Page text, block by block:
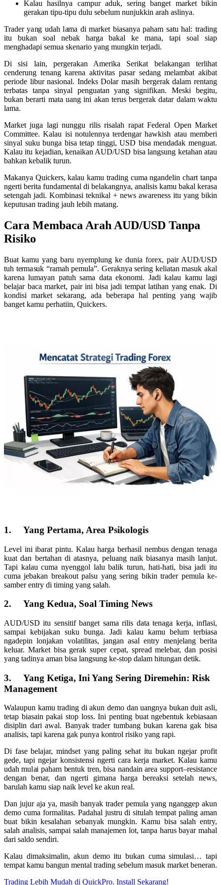
Kalau hasilnya campur aduk, sering banget market bikin
gerakan tipu-tipu dulu sebelum nunjukkin arah aslinya.
Trader yang udah lama di market biasanya paham satu hal: trading
itu bukan soal nebak harga bakal ke mana, tapi soal siap
menghadapi semua skenario yang mungkin terjadi.
Di sisi lain, pergerakan Amerika Serikat belakangan terlihat
cenderung tenang karena aktivitas pasar sedang melambat akibat
periode libur nasional. Indeks Dolar masih bergerak dalam rentang
terbatas tanpa sinyal penguatan yang signifikan. Meski begitu,
bukan berarti mata uang ini akan terus bergerak datar dalam waktu
lama.
Market juga lagi nunggu rilis risalah rapat Federal Open Market
Committee. Kalau isi notulennya terdengar hawkish atau memberi
sinyal suku bunga bisa tetap tinggi, USD bisa mendadak menguat.
Kalau itu kejadian, kenaikan AUD/USD bisa langsung ketahan atau
bahkan kebalik turun.
Makanya Quickers, kalau kamu trading cuma ngandelin chart tanpa
ngerti berita fundamental di belakangnya, analisis kamu bakal kerasa
setengah jadi. Kombinasi teknikal + news awareness itu yang bikin
keputusan trading jauh lebih matang.
Cara Membaca Arah AUD/USD Tanpa
Risiko
Buat kamu yang baru nyemplung ke dunia forex, pair AUD/USD
tuh termasuk “ramah pemula”. Geraknya sering keliatan masuk akal
karena lumayan patuh sama data ekonomi. Jadi kalau kamu lagi
belajar baca market, pair ini bisa jadi tempat latihan yang enak. Di
kondisi market sekarang, ada beberapa hal penting yang wajib
banget kamu perhatiin, Quickers.
1. Yang Pertama, Area Psikologis
Level ini ibarat pintu. Kalau harga berhasil nembus dengan tenaga
kuat dan bertahan di atasnya, peluang naik biasanya masih lanjut.
Tapi kalau cuma nyenggol lalu balik turun, hati-hati, bisa jadi itu
cuma jebakan breakout palsu yang sering bikin trader pemula ke-
samber entry di timing yang salah.
2. Yang Kedua, Soal Timing News
AUD/USD itu sensitif banget sama rilis data tenaga kerja, inflasi,
sampai kebijakan suku bunga. Jadi kalau kamu belum terbiasa
ngadepin lonjakan volatilitas, jangan asal entry menjelang berita
keluar. Market bisa gerak super cepat, spread melebar, dan posisi
yang tadinya aman bisa langsung ke-stop dalam hitungan detik.
3.
Yang Ketiga, Ini Yang Sering Diremehin: Risk
Management
Walaupun kamu trading di akun demo dan uangnya bukan duit asli,
tetap biasain pakai stop loss. Ini penting buat ngebentuk kebiasaan
disiplin dari awal. Banyak trader tumbang bukan karena gak bisa
analisis, tapi karena gak punya kontrol risiko yang rapi.
Di fase belajar, mindset yang paling sehat itu bukan ngejar profit
gede, tapi ngejar konsistensi ngerti cara kerja market. Kalau kamu
udah mulai paham bentuk tren, bisa nandain area support–resistance
dengan benar, dan ngerti gimana harga bereaksi setelah news,
barulah kamu siap naik level ke akun real.
Dan jujur aja ya, masih banyak trader pemula yang nganggep akun
demo cuma formalitas. Padahal justru di situlah tempat paling aman
buat bikin kesalahan sebanyak mungkin. Kamu bisa salah entry,
salah analisis, sampai salah manajemen lot, tanpa harus bayar mahal
dari saldo sendiri.
Kalau dimaksimalin, akun demo itu bukan cuma simulasi… tapi
tempat kamu bangun mental trading sebelum masuk market beneran.
Trading Lebih Mudah di QuickPro. Install Sekarang!